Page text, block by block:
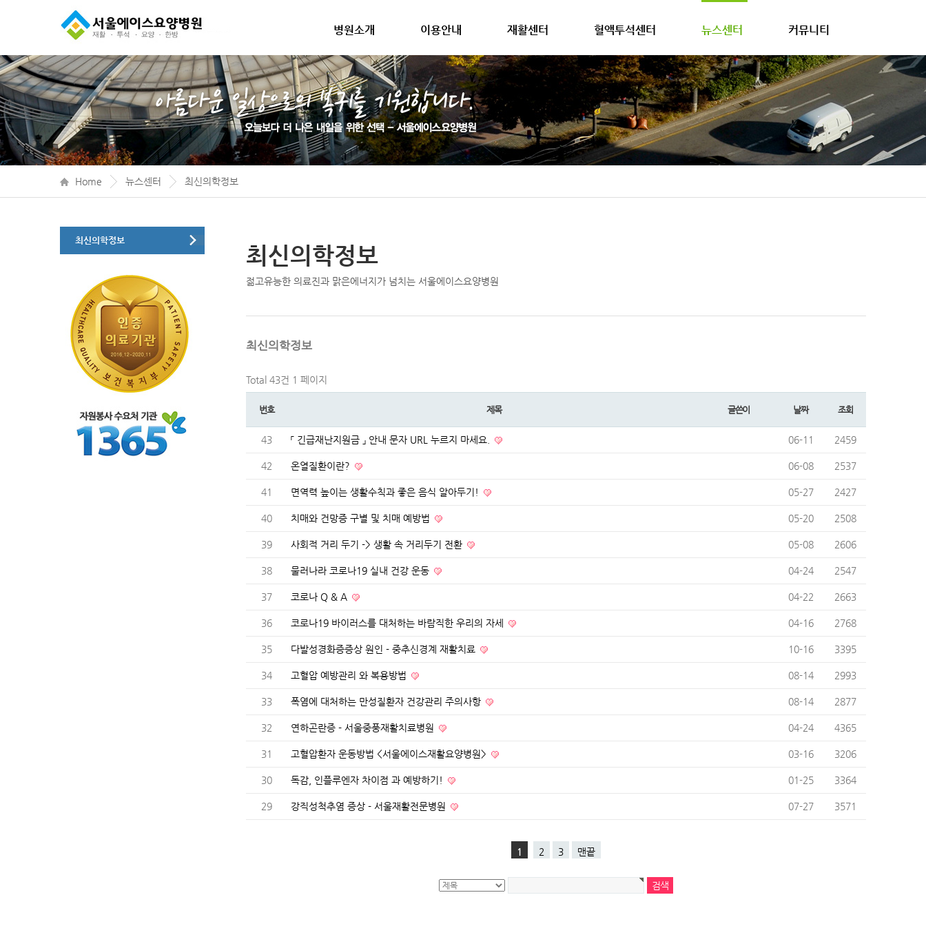
병원소개 이용안내 재활센터 혈액투석센터 뉴스센터 커뮤니티
Home 뉴스센터 최신의학정보
최신의학정보
최신의학정보
젊고유능한 의료진과 맑은에너지가 넘치는 서울에이스요양병원
최신의학정보
Total 43건 1 페이지
번호 제목 글쓴이 날짜 조회
43 「 긴급재난지원금 」 안내 문자 URL 누르지 마세요. 06-11 2459
42 온열질환이란? 06-08 2537
41 면역력 높이는 생활수칙과 좋은 음식 알아두기! 05-27 2427
40 치매와 건망증 구별 및 치매 예방법 05-20 2508
39 사회적 거리 두기 -> 생활 속 거리두기 전환 05-08 2606
38 물러나라 코로나19 실내 건강 운동 04-24 2547
37 코로나 Q & A 04-22 2663
36 코로나19 바이러스를 대처하는 바람직한 우리의 자세 04-16 2768
35 다발성경화증증상 원인 - 중추신경계 재활치료 10-16 3395
34 고혈압 예방관리 와 복용방법 08-14 2993
33 폭염에 대처하는 만성질환자 건강관리 주의사항 08-14 2877
32 연하곤란증 - 서울중풍재활치료병원 04-24 4365
31 고혈압환자 운동방법 <서울에이스재활요양병원> 03-16 3206
30 독감, 인플루엔자 차이점 과 예방하기! 01-25 3364
29 강직성척추염 증상 - 서울재활전문병원 07-27 3571
1 2 3 맨끝